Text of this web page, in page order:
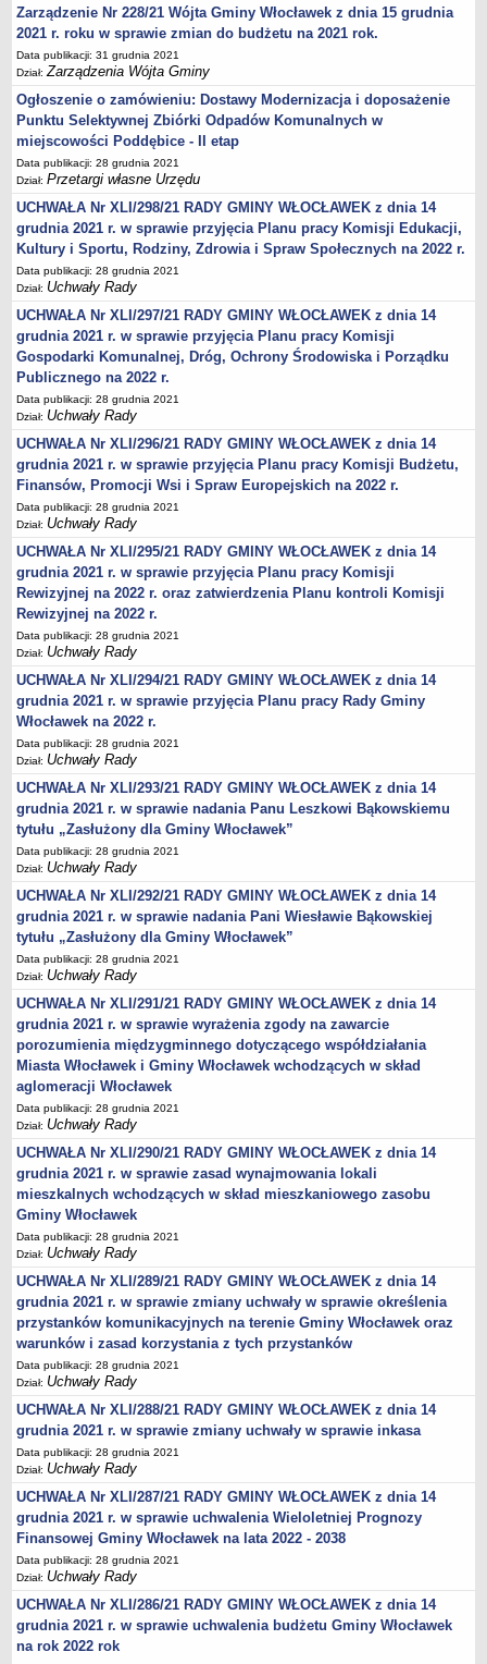
Plan postępowań o udzielenie zamówień w 2022 r.
Plan postępowań o udzielenie zamówień w 2021 r.
Plan postępowań o udzielenie zamówień w 2020 r.
Plan postępowań o udzielenie zamówień w 2019 r.
Plan postępowań o udzielenie zamówień w 2018 r.
Plan postępowań o udzielenie zamówień w 2017 r.
OCHRONA ŚRODOWISKA
Karty Informacyjne
Obwieszczenia środowiskowe
Obwieszczenia środowiskowe innych organów
Ogłoszenia środowiskowe
Postanowienia środowiskowe
Postanowienia środowiskowe innych organów
Archiwum 2008-2010
Rejestr działalności regulowanej
Miejscowy Plan Zagospodarowania Przestrzennego
Program Ochrony Środowiska
Plan Gospodarki Odpadami
Analiza Gospodarki Odpadami
PORADNIK INTERESANTA
Obsługa osób doświadczonych trwałymi lub okresowymi
trudnościami w komunikowaniu się (słabosłyszących i
głuchoniemych)
Jak załatwić sprawę
Informacje nieudostępnione
Wniosek o udostępnienie informacji publicznej
PRAWO LOKALNE
Strategia rozwoju
Zagospodarowanie przestrzenne
Program opieki nad zabytkami
Według roczników
DZIAŁ WYBORCZY
Wybory Prezydenckie 28 czerwca 2020
Wybory Prezydenckie 2020
Wybory do Sejmu i do Senatu 2019
Wybory posłów do Parlamentu Europejskiego 2019
Wybory Samorządowe 2018 r.
Wybory ławników na kadencję 2020 – 2023
DZIAŁ OGŁOSZEŃ
Roczny Program Współpracy Gminy Włocławek z organizacjami
pozarządowymi - Konsultacje
Nowe statuty sołectw - Konsultacje
Konsultacje 2020 - zmiana granic
Nieodpłatna pomoc prawna
Obwieszczenia Wójta Gminy
Obwieszczenia Wojewody
Obwieszczenia innych organów
Obwieszczenia o sprzedaży
Informacje i Ogłoszenia
Ogłoszenia dot. nieruchomości
Sprawozdania Wójta Gminy
Zawiadomienia
Nabór pracowników
Konkursy - gminne jednostki organizacyjne
Rejestry
Petycje kierowane do Rady Gminy
Petycje kierowane do Wójta Gminy
Raporty o stanie Gminy
Petycje
Spis Rolny 2020
Dostępność cyfrowa strony podmiotowej BIP
Zarządzenie Nr 228/21 Wójta Gminy Włocławek z dnia 15 grudnia
2021 r. roku w sprawie zmian do budżetu na 2021 rok.
Data publikacji: 31 grudnia 2021
Dział:Zarządzenia Wójta Gminy
Ogłoszenie o zamówieniu: Dostawy Modernizacja i doposażenie
Punktu Selektywnej Zbiórki Odpadów Komunalnych w
miejscowości Poddębice - II etap
Data publikacji: 28 grudnia 2021
Dział:Przetargi własne Urzędu
UCHWAŁA Nr XLI/298/21 RADY GMINY WŁOCŁAWEK z dnia 14
grudnia 2021 r. w sprawie przyjęcia Planu pracy Komisji Edukacji,
Kultury i Sportu, Rodziny, Zdrowia i Spraw Społecznych na 2022 r.
Data publikacji: 28 grudnia 2021
Dział: Uchwały Rady
UCHWAŁA Nr XLI/297/21 RADY GMINY WŁOCŁAWEK z dnia 14
grudnia 2021 r. w sprawie przyjęcia Planu pracy Komisji
Gospodarki Komunalnej, Dróg, Ochrony Środowiska i Porządku
Publicznego na 2022 r.
Data publikacji: 28 grudnia 2021
Dział: Uchwały Rady
UCHWAŁA Nr XLI/296/21 RADY GMINY WŁOCŁAWEK z dnia 14
grudnia 2021 r. w sprawie przyjęcia Planu pracy Komisji Budżetu,
Finansów, Promocji Wsi i Spraw Europejskich na 2022 r.
Data publikacji: 28 grudnia 2021
Dział: Uchwały Rady
UCHWAŁA Nr XLI/295/21 RADY GMINY WŁOCŁAWEK z dnia 14
grudnia 2021 r. w sprawie przyjęcia Planu pracy Komisji
Rewizyjnej na 2022 r. oraz zatwierdzenia Planu kontroli Komisji
Rewizyjnej na 2022 r.
Data publikacji: 28 grudnia 2021
Dział: Uchwały Rady
UCHWAŁA Nr XLI/294/21 RADY GMINY WŁOCŁAWEK z dnia 14
grudnia 2021 r. w sprawie przyjęcia Planu pracy Rady Gminy
Włocławek na 2022 r.
Data publikacji: 28 grudnia 2021
Dział: Uchwały Rady
UCHWAŁA Nr XLI/293/21 RADY GMINY WŁOCŁAWEK z dnia 14
grudnia 2021 r. w sprawie nadania Panu Leszkowi Bąkowskiemu
tytułu „Zasłużony dla Gminy Włocławek”
Data publikacji: 28 grudnia 2021
Dział: Uchwały Rady
UCHWAŁA Nr XLI/292/21 RADY GMINY WŁOCŁAWEK z dnia 14
grudnia 2021 r. w sprawie nadania Pani Wiesławie Bąkowskiej
tytułu „Zasłużony dla Gminy Włocławek”
Data publikacji: 28 grudnia 2021
Dział: Uchwały Rady
UCHWAŁA Nr XLI/291/21 RADY GMINY WŁOCŁAWEK z dnia 14
grudnia 2021 r. w sprawie wyrażenia zgody na zawarcie
porozumienia międzygminnego dotyczącego współdziałania
Miasta Włocławek i Gminy Włocławek wchodzących w skład
aglomeracji Włocławek
Data publikacji: 28 grudnia 2021
Dział: Uchwały Rady
UCHWAŁA Nr XLI/290/21 RADY GMINY WŁOCŁAWEK z dnia 14
grudnia 2021 r. w sprawie zasad wynajmowania lokali
mieszkalnych wchodzących w skład mieszkaniowego zasobu
Gminy Włocławek
Data publikacji: 28 grudnia 2021
Dział: Uchwały Rady
UCHWAŁA Nr XLI/289/21 RADY GMINY WŁOCŁAWEK z dnia 14
grudnia 2021 r. w sprawie zmiany uchwały w sprawie określenia
przystanków komunikacyjnych na terenie Gminy Włocławek oraz
warunków i zasad korzystania z tych przystanków
Data publikacji: 28 grudnia 2021
Dział: Uchwały Rady
UCHWAŁA Nr XLI/288/21 RADY GMINY WŁOCŁAWEK z dnia 14
grudnia 2021 r. w sprawie zmiany uchwały w sprawie inkasa
Data publikacji: 28 grudnia 2021
Dział: Uchwały Rady
UCHWAŁA Nr XLI/287/21 RADY GMINY WŁOCŁAWEK z dnia 14
grudnia 2021 r. w sprawie uchwalenia Wieloletniej Prognozy
Finansowej Gminy Włocławek na lata 2022 - 2038
Data publikacji: 28 grudnia 2021
Dział: Uchwały Rady
UCHWAŁA Nr XLI/286/21 RADY GMINY WŁOCŁAWEK z dnia 14
grudnia 2021 r. w sprawie uchwalenia budżetu Gminy Włocławek
na rok 2022 rok